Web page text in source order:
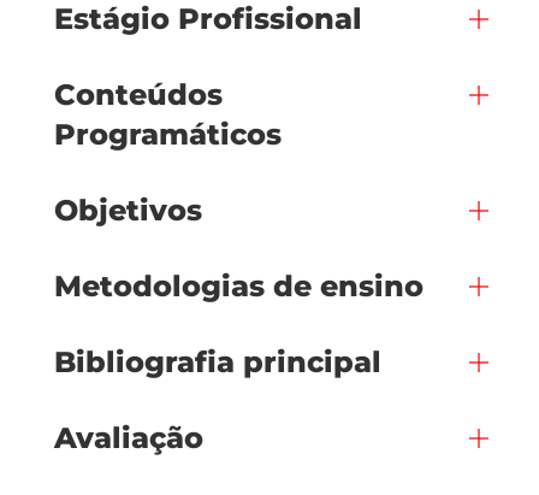
Estágio Profissional
Conteúdos
Programáticos
Objetivos
Metodologias de ensino
Bibliografia principal
Avaliação